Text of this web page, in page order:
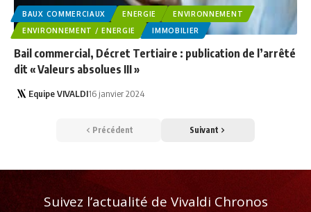
BAUX COMMERCIAUX ENERGIE
ENVIRONNEMENT
ENVIRONNEMENT / ENERGIE
IMMOBILIER
Bail commercial, Décret Tertiaire : publication de l’arrêté
dit « Valeurs absolues III »
Equipe VIVALDI16 janvier 2024
Précédent Suivant
Suivez l’actualité de Vivaldi Chronos